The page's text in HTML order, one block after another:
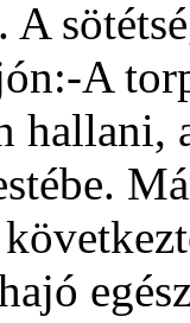
A
A
hallani,